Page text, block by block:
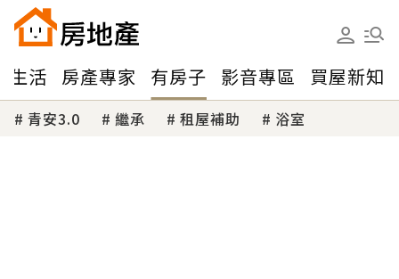
生活 房產專家 有房子 影音專區 買屋新知
青安3.0 繼承 租屋補助 浴室